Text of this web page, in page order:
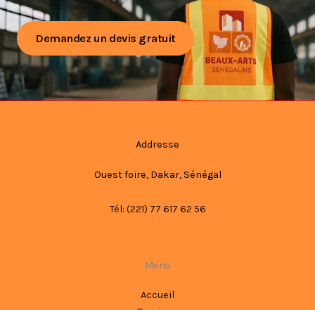
Demandez un devis gratuit
Addresse
Ouest foire, Dakar, Sénégal
Tél: (221) 77 617 62 56
Menu
Accueil